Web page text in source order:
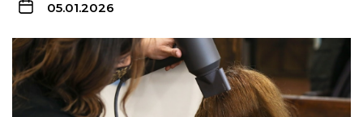
05.01.2026